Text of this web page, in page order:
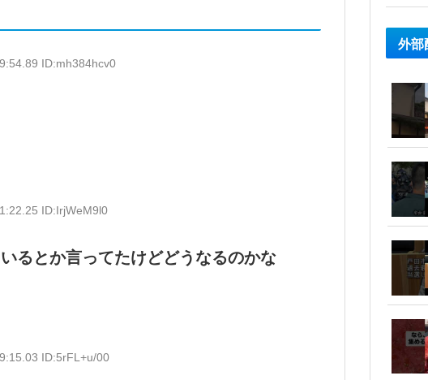
ID:mh384hcv0
ID:IrjWeM9l0
るとか言ってたけどどうなるのかな
ID:5rFL+u/00
外部